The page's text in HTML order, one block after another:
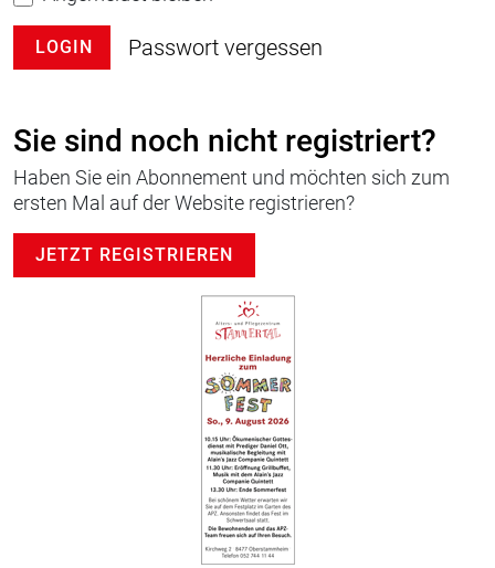
LOGIN Passwort vergessen
Sie sind noch nicht registriert?
Haben Sie ein Abonnement und möchten sich zum
ersten Mal auf der Website registrieren?
JETZT REGISTRIEREN